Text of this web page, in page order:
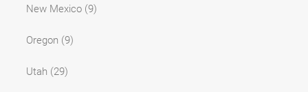
New Mexico (9)
Oregon (9)
Utah (29)